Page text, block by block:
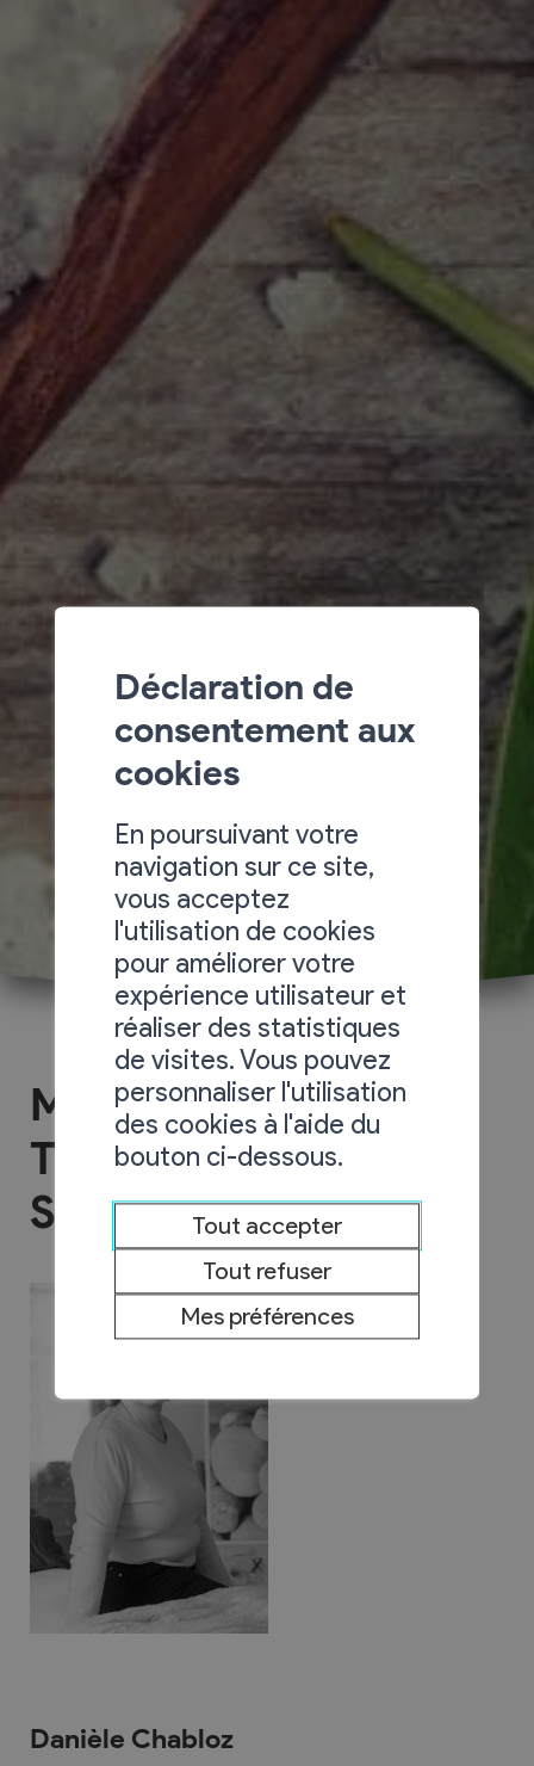
Massage
Thérapeutique &
Sportif
Danièle Chabloz
Déclaration de
consentement aux
cookies
En poursuivant votre
navigation sur ce site,
vous acceptez
l'utilisation de cookies
pour améliorer votre
expérience utilisateur et
réaliser des statistiques
de visites. Vous pouvez
personnaliser l'utilisation
des cookies à l'aide du
bouton ci-dessous.
Tout accepter
Tout refuser
Mes préférences